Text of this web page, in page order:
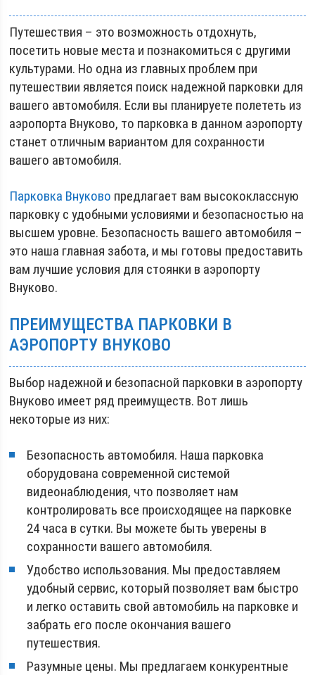
Путешествия – это возможность отдохнуть,
посетить новые места и познакомиться с другими
культурами. Но одна из главных проблем при
путешествии является поиск надежной парковки для
вашего автомобиля. Если вы планируете полететь из
аэропорта Внуково, то парковка в данном аэропорту
станет отличным вариантом для сохранности
вашего автомобиля.
Парковка Внуково предлагает вам высококлассную
парковку с удобными условиями и безопасностью на
высшем уровне. Безопасность вашего автомобиля –
это наша главная забота, и мы готовы предоставить
вам лучшие условия для стоянки в аэропорту
Внуково.
ПРЕИМУЩЕСТВА ПАРКОВКИ В
АЭРОПОРТУ ВНУКОВО
Выбор надежной и безопасной парковки в аэропорту
Внуково имеет ряд преимуществ. Вот лишь
некоторые из них:
Безопасность автомобиля. Наша парковка
оборудована современной системой
видеонаблюдения, что позволяет нам
контролировать все происходящее на парковке
24 часа в сутки. Вы можете быть уверены в
сохранности вашего автомобиля.
Удобство использования. Мы предоставляем
удобный сервис, который позволяет вам быстро
и легко оставить свой автомобиль на парковке и
забрать его после окончания вашего
путешествия.
Разумные цены. Мы предлагаем конкурентные